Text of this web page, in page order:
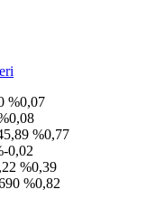
%0,07
%0,77
0,02
%0,39
%0,82